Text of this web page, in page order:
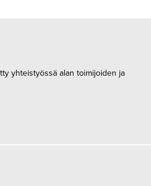
yhteistyössä alan toimijoiden ja